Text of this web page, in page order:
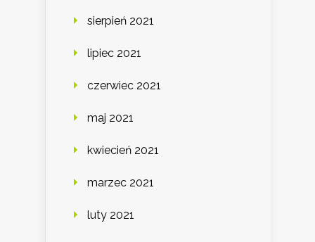
sierpień 2021
lipiec 2021
czerwiec 2021
maj 2021
kwiecień 2021
marzec 2021
luty 2021